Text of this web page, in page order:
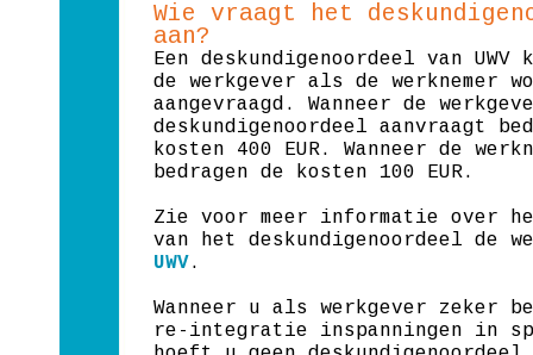
Wie vraagt het
aan?
Een deskundigenoordeel van UWV
de werkgever als de werknemer
aangevraagd. Wanneer de
deskundigenoordeel aanvraagt
kosten 400 EUR. Wanneer de
bedragen de kosten 100 EUR.
Zie voor meer informatie over
van het deskundigenoordeel de
UWV.
Wanneer u als werkgever zeker
re-integratie inspanningen in